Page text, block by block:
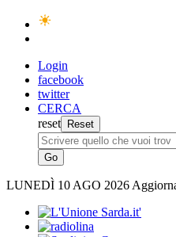
Login
facebook
twitter
CERCA
reset
LUNEDÌ 10 AGO 2026